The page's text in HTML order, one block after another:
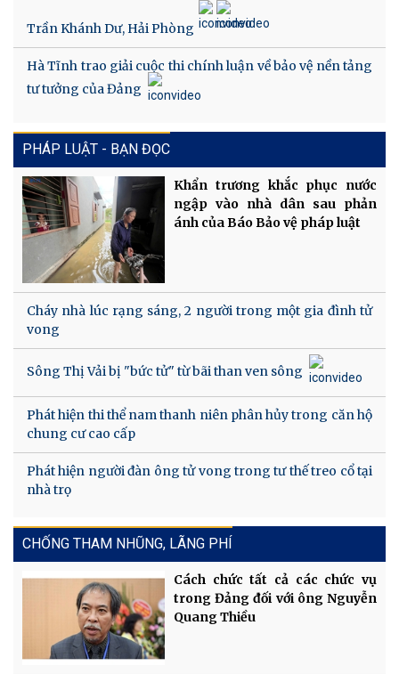
Trần Khánh Dư, Hải Phòng
Hà Tĩnh trao giải cuộc thi chính luận về bảo vệ nền tảng
tư tưởng của Đảng
PHÁP LUẬT - BẠN ĐỌC
Khẩn trương khắc phục nước
ngập vào nhà dân sau phản
ánh của Báo Bảo vệ pháp luật
Cháy nhà lúc rạng sáng, 2 người trong một gia đình tử
vong
Sông Thị Vải bị "bức tử" từ bãi than ven sông
Phát hiện thi thể nam thanh niên phân hủy trong căn hộ
chung cư cao cấp
Phát hiện người đàn ông tử vong trong tư thế treo cổ tại
nhà trọ
CHỐNG THAM NHŨNG, LÃNG PHÍ
Cách chức tất cả các chức vụ
trong Đảng đối với ông Nguyễn
Quang Thiều